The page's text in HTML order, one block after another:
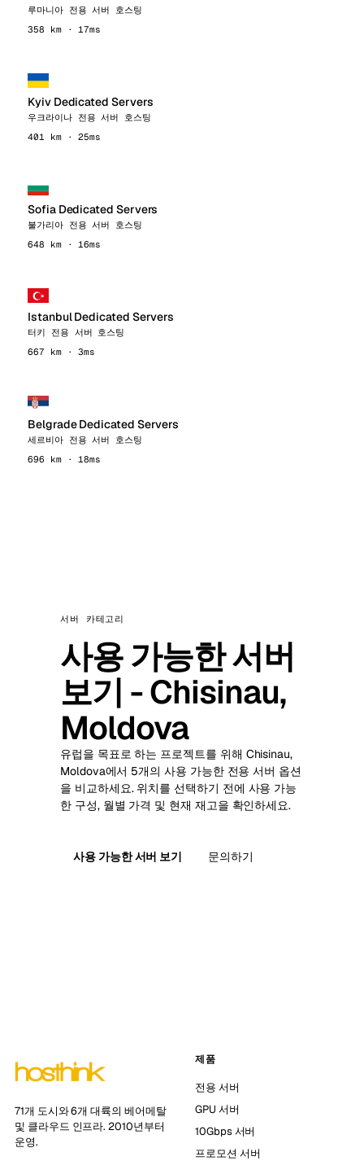
루마니아 전용 서버 호스팅
358 km · 17ms
Kyiv Dedicated Servers
우크라이나 전용 서버 호스팅
401 km · 25ms
Sofia Dedicated Servers
불가리아 전용 서버 호스팅
648 km · 16ms
Istanbul Dedicated Servers
터키 전용 서버 호스팅
667 km · 3ms
Belgrade Dedicated Servers
세르비아 전용 서버 호스팅
696 km · 18ms
서버 카테고리
사용 가능한 서버
보기 - Chisinau,
Moldova
유럽을 목표로 하는 프로젝트를 위해 Chisinau,
Moldova에서 5개의 사용 가능한 전용 서버 옵션
을 비교하세요. 위치를 선택하기 전에 사용 가능
한 구성, 월별 가격 및 현재 재고을 확인하세요.
사용 가능한 서버 보기 문의하기
71개 도시와 6개 대륙의 베어메탈
및 클라우드 인프라. 2010년부터
운영.
제품
전용 서버
GPU 서버
10Gbps 서버
프로모션 서버